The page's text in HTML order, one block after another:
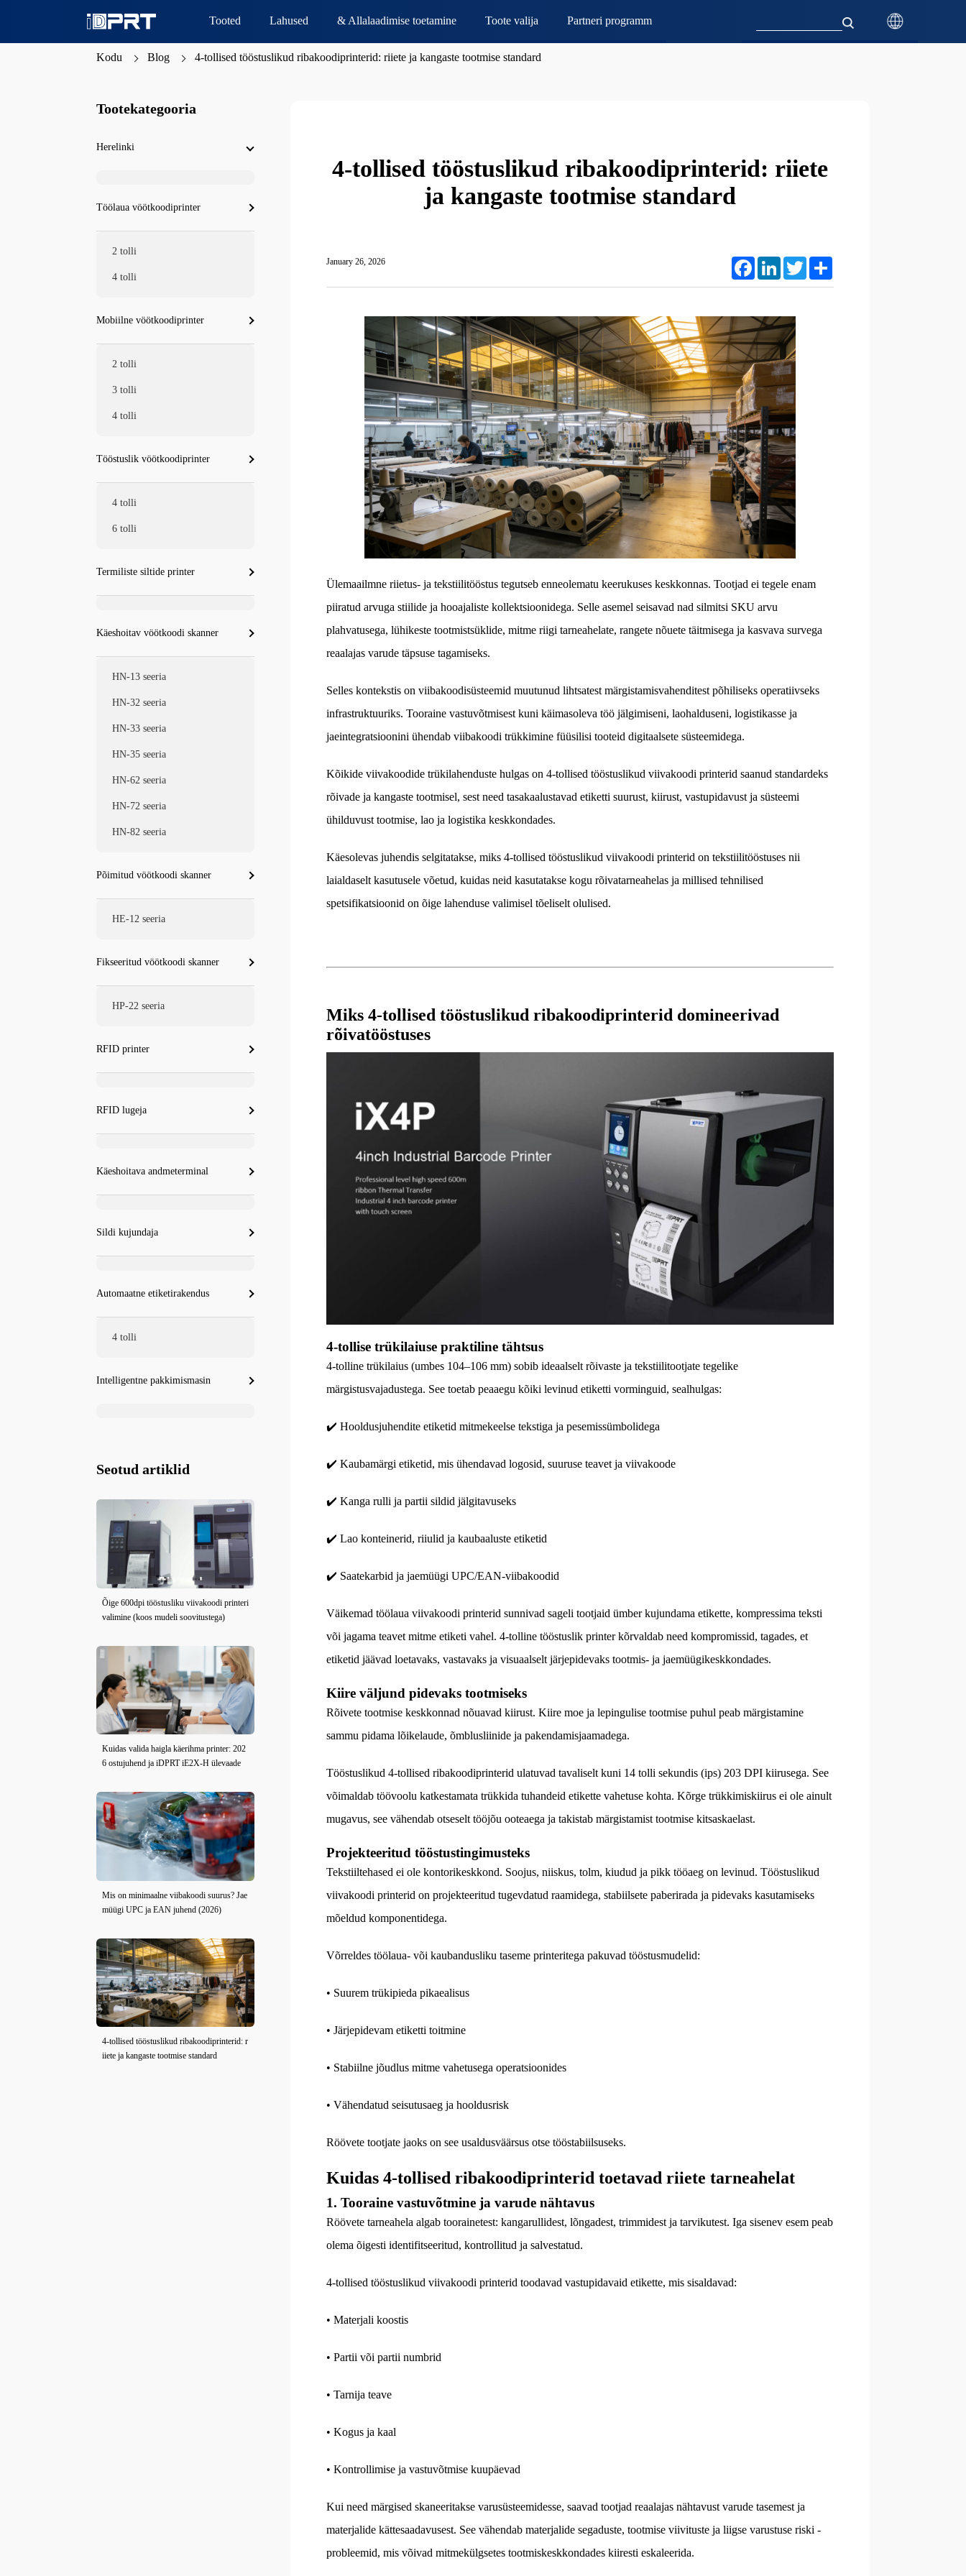
Tooted Lahused & Allalaadimise toetamine Toote valija Partneri programm
Kodu Blog 4-tollised tööstuslikud ribakoodiprinterid: riiete ja kangaste tootmise standard
4-tollised tööstuslikud ribakoodiprinterid: riiete
ja kangaste tootmise standard
January 26, 2026 FacebookLinkedIn Twitter
Ülemaailmne riietus- ja tekstiilitööstus tegutseb enneolematu keerukuses keskkonnas. Tootjad ei tegele enam
piiratud arvuga stiilide ja hooajaliste kollektsioonidega. Selle asemel seisavad nad silmitsi SKU arvu
plahvatusega, lühikeste tootmistsüklide, mitme riigi tarneahelate, rangete nõuete täitmisega ja kasvava survega
reaalajas varude täpsuse tagamiseks.
Selles kontekstis on viibakoodisüsteemid muutunud lihtsatest märgistamisvahenditest põhiliseks operatiivseks
infrastruktuuriks. Tooraine vastuvõtmisest kuni käimasoleva töö jälgimiseni, laohalduseni, logistikasse ja
jaeintegratsioonini ühendab viibakoodi trükkimine füüsilisi tooteid digitaalsete süsteemidega.
Kõikide viivakoodide trükilahenduste hulgas on 4-tollised tööstuslikud viivakoodi printerid saanud standardeks
rõivade ja kangaste tootmisel, sest need tasakaalustavad etiketti suurust, kiirust, vastupidavust ja süsteemi
ühilduvust tootmise, lao ja logistika keskkondades.
Käesolevas juhendis selgitatakse, miks 4-tollised tööstuslikud viivakoodi printerid on tekstiilitööstuses nii
laialdaselt kasutusele võetud, kuidas neid kasutatakse kogu rõivatarneahelas ja millised tehnilised
spetsifikatsioonid on õige lahenduse valimisel tõeliselt olulised.
Miks 4-tollised tööstuslikud ribakoodiprinterid domineerivad
rõivatööstuses
4-tollise trükilaiuse praktiline tähtsus
4-tolline trükilaius (umbes 104–106 mm) sobib ideaalselt rõivaste ja tekstiilitootjate tegelike
märgistusvajadustega. See toetab peaaegu kõiki levinud etiketti vorminguid, sealhulgas:
✔️ Hooldusjuhendite etiketid mitmekeelse tekstiga ja pesemissümbolidega
✔️ Kaubamärgi etiketid, mis ühendavad logosid, suuruse teavet ja viivakoode
✔️ Kanga rulli ja partii sildid jälgitavuseks
✔️ Lao konteinerid, riiulid ja kaubaaluste etiketid
✔️ Saatekarbid ja jaemüügi UPC/EAN-viibakoodid
Väikemad töölaua viivakoodi printerid sunnivad sageli tootjaid ümber kujundama etikette, kompressima teksti
või jagama teavet mitme etiketi vahel. 4-tolline tööstuslik printer kõrvaldab need kompromissid, tagades, et
etiketid jäävad loetavaks, vastavaks ja visuaalselt järjepidevaks tootmis- ja jaemüügikeskkondades.
Kiire väljund pidevaks tootmiseks
Rõivete tootmise keskkonnad nõuavad kiirust. Kiire moe ja lepingulise tootmise puhul peab märgistamine
sammu pidama lõikelaude, õmblusliinide ja pakendamisjaamadega.
Tööstuslikud 4-tollised ribakoodiprinterid ulatuvad tavaliselt kuni 14 tolli sekundis (ips) 203 DPI kiirusega. See
võimaldab töövoolu katkestamata trükkida tuhandeid etikette vahetuse kohta. Kõrge trükkimiskiirus ei ole ainult
mugavus, see vähendab otseselt tööjõu ooteaega ja takistab märgistamist tootmise kitsaskaelast.
Projekteeritud tööstustingimusteks
Tekstiiltehased ei ole kontorikeskkond. Soojus, niiskus, tolm, kiudud ja pikk tööaeg on levinud. Tööstuslikud
viivakoodi printerid on projekteeritud tugevdatud raamidega, stabiilsete paberirada ja pidevaks kasutamiseks
mõeldud komponentidega.
Võrreldes töölaua- või kaubandusliku taseme printeritega pakuvad tööstusmudelid:
• Suurem trükipieda pikaealisus
• Järjepidevam etiketti toitmine
• Stabiilne jõudlus mitme vahetusega operatsioonides
• Vähendatud seisutusaeg ja hooldusrisk
Röövete tootjate jaoks on see usaldusväärsus otse tööstabiilsuseks.
Kuidas 4-tollised ribakoodiprinterid toetavad riiete tarneahelat
1. Tooraine vastuvõtmine ja varude nähtavus
Röövete tarneahela algab toorainetest: kangarullidest, lõngadest, trimmidest ja tarvikutest. Iga sisenev esem peab
olema õigesti identifitseeritud, kontrollitud ja salvestatud.
4-tollised tööstuslikud viivakoodi printerid toodavad vastupidavaid etikette, mis sisaldavad:
• Materjali koostis
• Partii või partii numbrid
• Tarnija teave
• Kogus ja kaal
• Kontrollimise ja vastuvõtmise kuupäevad
Kui need märgised skaneeritakse varusüsteemidesse, saavad tootjad reaalajas nähtavust varude tasemest ja
materjalide kättesaadavusest. See vähendab materjalide segaduste, tootmise viivituste ja liigse varustuse riski -
probleemid, mis võivad mitmekülgsetes tootmiskeskkondades kiiresti eskaleerida.
Tootekategooria
Herelinki
Töölaua vöötkoodiprinter
2 tolli
4 tolli
Mobiilne vöötkoodiprinter
2 tolli
3 tolli
4 tolli
Tööstuslik vöötkoodiprinter
4 tolli
6 tolli
Termiliste siltide printer
Käeshoitav vöötkoodi skanner
HN-13 seeria
HN-32 seeria
HN-33 seeria
HN-35 seeria
HN-62 seeria
HN-72 seeria
HN-82 seeria
Põimitud vöötkoodi skanner
HE-12 seeria
Fikseeritud vöötkoodi skanner
HP-22 seeria
RFID printer
RFID lugeja
Käeshoitava andmeterminal
Sildi kujundaja
Automaatne etiketirakendus
4 tolli
Intelligentne pakkimismasin
Seotud artiklid
Õige 600dpi tööstusliku viivakoodi printeri
valimine (koos mudeli soovitustega)
Kuidas valida haigla käerihma printer: 202
6 ostujuhend ja iDPRT iE2X-H ülevaade
Mis on minimaalne viibakoodi suurus? Jae
müügi UPC ja EAN juhend (2026)
4-tollised tööstuslikud ribakoodiprinterid: r
iiete ja kangaste tootmise standard